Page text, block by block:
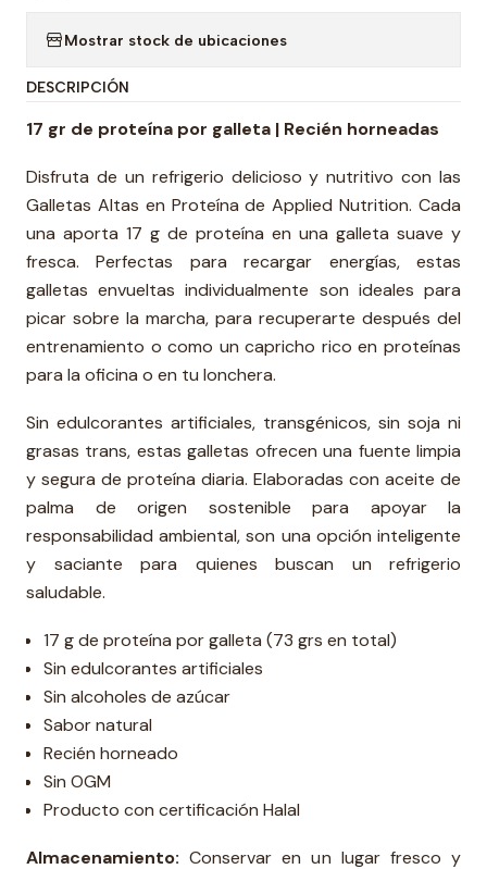
Mostrar stock de ubicaciones
DESCRIPCIÓN
17 gr de proteína por galleta | Recién horneadas
Disfruta de un refrigerio delicioso y nutritivo con las
Galletas Altas en Proteína de Applied Nutrition. Cada
una aporta 17 g de proteína en una galleta suave y
fresca. Perfectas para recargar energías, estas
galletas envueltas individualmente son ideales para
picar sobre la marcha, para recuperarte después del
entrenamiento o como un capricho rico en proteínas
para la oficina o en tu lonchera.
Sin edulcorantes artificiales, transgénicos, sin soja ni
grasas trans, estas galletas ofrecen una fuente limpia
y segura de proteína diaria. Elaboradas con aceite de
palma de origen sostenible para apoyar la
responsabilidad ambiental, son una opción inteligente
y saciante para quienes buscan un refrigerio
saludable.
17 g de proteína por galleta (73 grs en total)
Sin edulcorantes artificiales
Sin alcoholes de azúcar
Sabor natural
Recién horneado
Sin OGM
Producto con certificación Halal
Almacenamiento: Conservar en un lugar fresco y